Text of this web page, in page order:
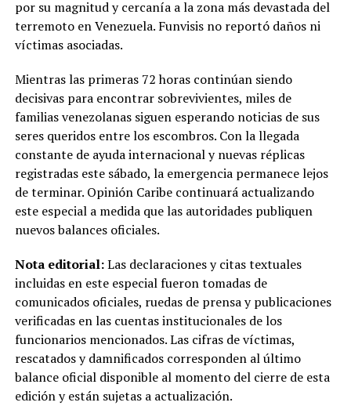
por su magnitud y cercanía a la zona más devastada del
terremoto en Venezuela. Funvisis no reportó daños ni
víctimas asociadas.
Mientras las primeras 72 horas continúan siendo
decisivas para encontrar sobrevivientes, miles de
familias venezolanas siguen esperando noticias de sus
seres queridos entre los escombros. Con la llegada
constante de ayuda internacional y nuevas réplicas
registradas este sábado, la emergencia permanece lejos
de terminar. Opinión Caribe continuará actualizando
este especial a medida que las autoridades publiquen
nuevos balances oficiales.
Nota editorial:Las declaraciones y citas textuales
incluidas en este especial fueron tomadas de
comunicados oficiales, ruedas de prensa y publicaciones
verificadas en las cuentas institucionales de los
funcionarios mencionados. Las cifras de víctimas,
rescatados y damnificados corresponden al último
balance oficial disponible al momento del cierre de esta
edición y están sujetas a actualización.